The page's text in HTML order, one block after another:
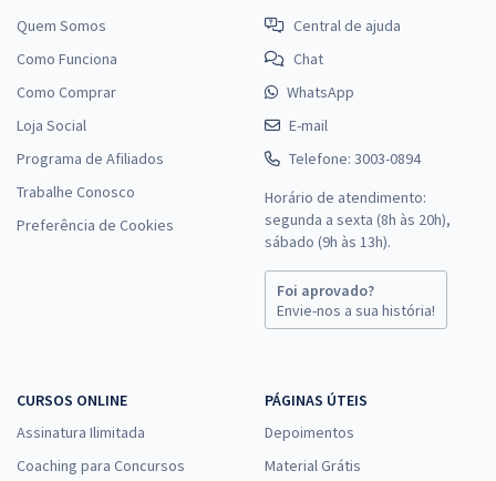
Comprar
TRT 3ª Região (MG) - Tribunal Regional do Trabalho da 3ª Região -
Conhecimentos Gerais para o cargo de Analista Judiciário - Área
à vista
R$17,33
TRT 3ª Região (MG) - Tribunal Regional do Trabalho da 3ª Região -
Conhecimentos Específicos para o cargo de Analista Judiciário -
Quem Somos
Como Funciona
Como Comprar
Loja Social
Programa de Afiliados
Trabalhe Conosco
Preferência de Cookies
Central de ajuda
Chat
WhatsApp
E-mail
Telefone: 3003-0894
Horário de atendimento:
segunda a sexta (8h às 20h),
sábado (9h às 13h).
Foi aprovado?
Envie-nos a sua história!
CURSOS ONLINE
Assinatura Ilimitada
Coaching para Concursos
PÁGINAS ÚTEIS
Depoimentos
Material Grátis